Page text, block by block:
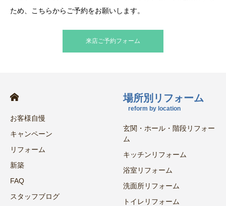
ため、こちらからご予約をお願いします。
来店ご予約フォーム
お客様自慢
キャンペーン
リフォーム
新築
FAQ
スタッフブログ
場所別リフォーム
reform by location
玄関・ホール・階段リフォー
ム
キッチンリフォーム
浴室リフォーム
洗面所リフォーム
トイレリフォーム